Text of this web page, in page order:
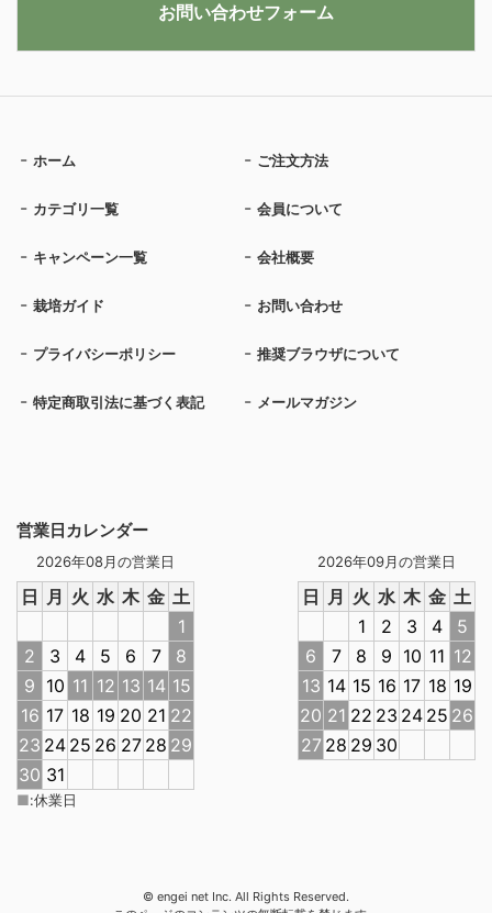
営業日カレンダー
2026年08月の営業日
日 月 火 水 木 金 土
1
2
3 4 5 6 7
8
9 10 11 12 13 14 15
16 17 18 19 20 21 22
23 24 25 26 27 28 29
30 31
2026年09月の営業日
日 月 火 水 木 金 土
1
2 3 4
5
6
7 8 9 10 11 12
13 14 15 16 17 18 19
20 21 22 23 24 25 26
27 28 29 30
■:休業日
ホーム ご注文方法
カテゴリ一覧 会員について
キャンペーン一覧 会社概要
栽培ガイド お問い合わせ
プライバシーポリシー 推奨ブラウザについて
特定商取引法に基づく表記 メールマガジン
お問い合わせフォーム
© engei net Inc. All Rights Reserved.